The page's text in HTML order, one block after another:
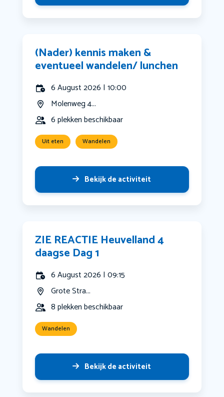
(Nader) kennis maken &
eventueel wandelen/ lunchen
6 August 2026 | 10:00
Molenweg 4...
6 plekken beschikbaar
Uit eten Wandelen
Bekijk de activiteit
ZIE REACTIE Heuvelland 4
daagse Dag 1
6 August 2026 | 09:15
Grote Stra...
8 plekken beschikbaar
Wandelen
Bekijk de activiteit